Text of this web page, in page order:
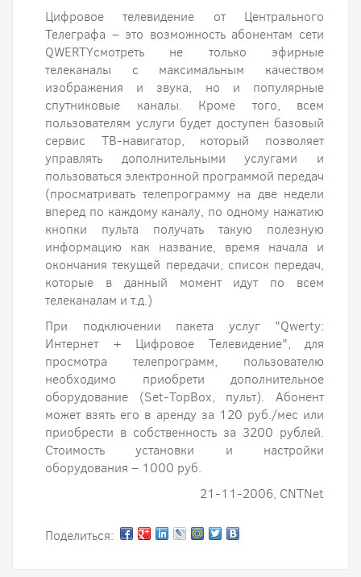
Цифровое телевидение от Центрального
Телеграфа – это возможность абонентам сети
QWERTYсмотреть не только эфирные
телеканалы с максимальным качеством
изображения и звука, но и популярные
спутниковые каналы. Кроме того, всем
пользователям услуги будет доступен базовый
сервис ТВ-навигатор, который позволяет
управлять дополнительными услугами и
пользоваться электронной программой передач
(просматривать телепрограмму на две недели
вперед по каждому каналу, по одному нажатию
кнопки пульта получать такую полезную
информацию как название, время начала и
окончания текущей передачи, список передач,
которые в данный момент идут по всем
телеканалам и т.д.)
При подключении пакета услуг "Qwerty:
Интернет + Цифровое Телевидение", для
просмотра телепрограмм, пользователю
необходимо приобрети дополнительное
оборудование (Set-TopBox, пульт). Абонент
может взять его в аренду за 120 руб./мес или
приобрести в собственность за 3200 рублей.
Стоимость установки и настройки
оборудования – 1000 руб.
21-11-2006, CNTNet
Поделиться: